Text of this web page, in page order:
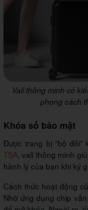
Vali thông minh có
phong cách
Khóa số bảo mật
Được trang bị “bộ
TSA, vali thông minh
hành lý của bạn khi ký
Cách thức hoạt động
Nhờ ứng dụng chip